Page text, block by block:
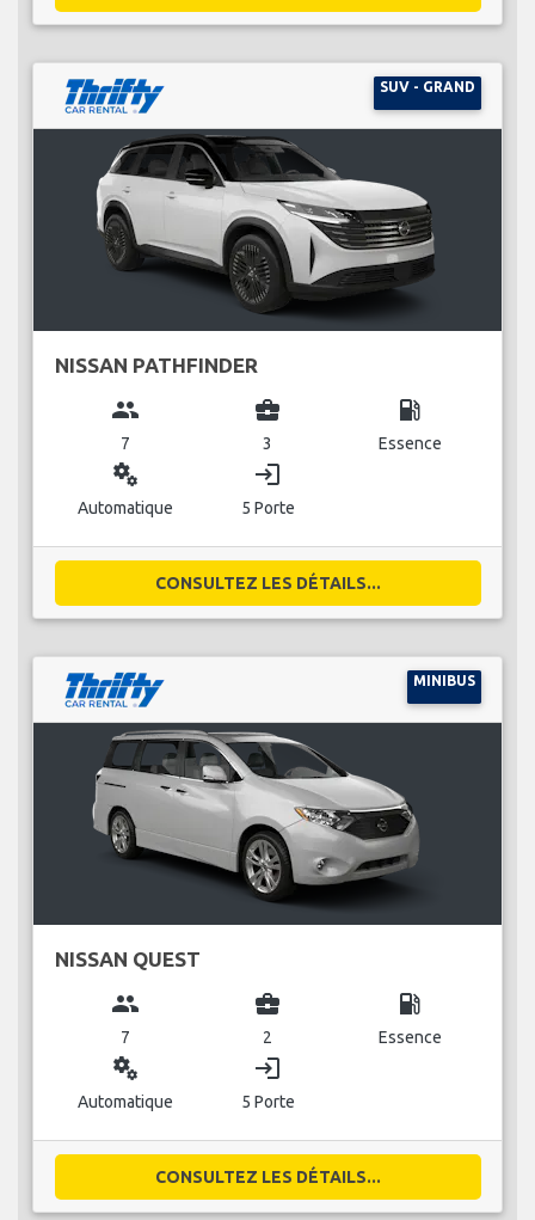
SUV - GRAND
NISSAN PATHFINDER
group
7
business_center
3
local_gas_station
Essence
miscellaneous_services
Automatique
login
5 Porte
CONSULTEZ LES DÉTAILS...
MINIBUS
NISSAN QUEST
group
7
business_center
2
local_gas_station
Essence
miscellaneous_services
Automatique
login
5 Porte
CONSULTEZ LES DÉTAILS...